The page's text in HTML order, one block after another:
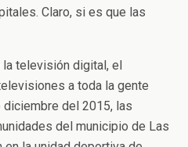
Claro, si es que las
televisión digital, el
a toda la gente
del 2015, las
del municipio de Las